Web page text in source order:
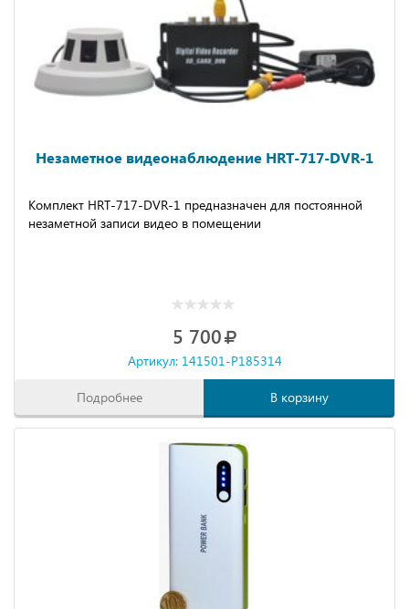
Незаметное видеонаблюдение HRT-717-DVR-1
Комплект HRT-717-DVR-1 предназначен для постоянной
незаметной записи видео в помещении
5 700
Артикул: 141501-P185314
Подробнее В корзину